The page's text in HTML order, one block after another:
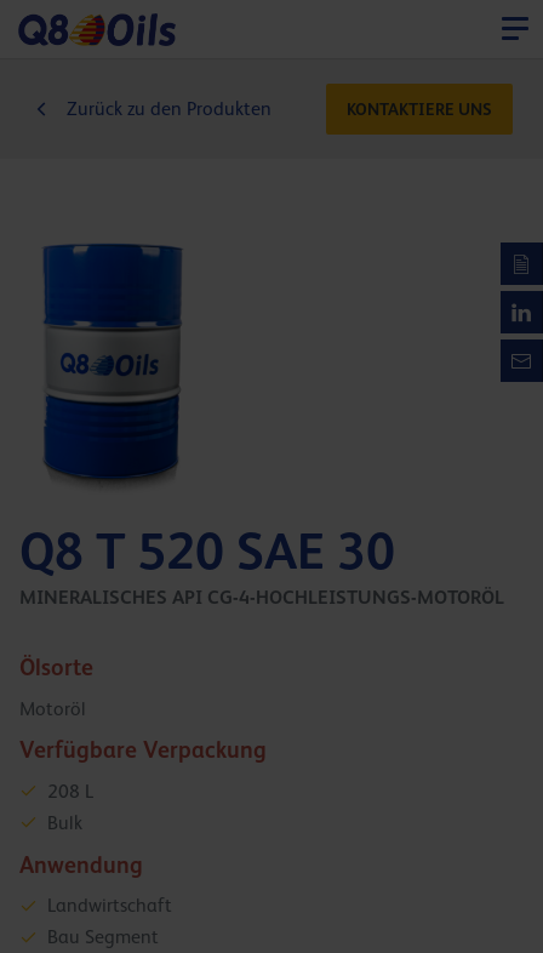
Zurück zu den Produkten KONTAKTIERE UNS
Q8 T 520 SAE 30
MINERALISCHES API CG-4-HOCHLEISTUNGS-MOTORÖL
Ölsorte
Motoröl
Verfügbare Verpackung
208 L
Bulk
Anwendung
Landwirtschaft
Bau Segment